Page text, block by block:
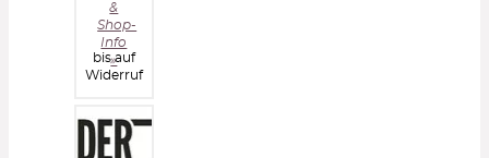
&
Shop-
Info
»
bis auf
Widerruf